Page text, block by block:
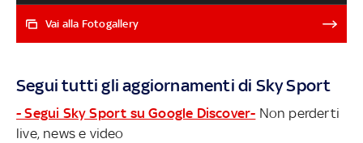
Nets. Phoenix rimonta da -22 e batte Doncic grazie al
canestro decisivo di Damion Lee. Eccellente debutto di
sbanca Miami e Memphis batte New York dopo un
tempo supplementare: di seguito tutti i risultati e gli
highlights della notte
Vai alla Fotogallery
Segui tutti gli aggiornamenti di Sky Sport
- Segui Sky Sport su Google Discover- Non perderti
live, news e video